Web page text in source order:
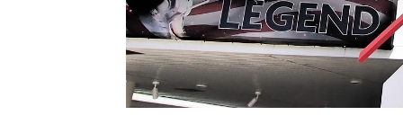
A bordo de la nave, hay una
provenientes de diferentes
Roscosmos,Andreas
además, es elprimer
nave, también ibanSatoshi
Aeroespacial de Japón (JAXA)